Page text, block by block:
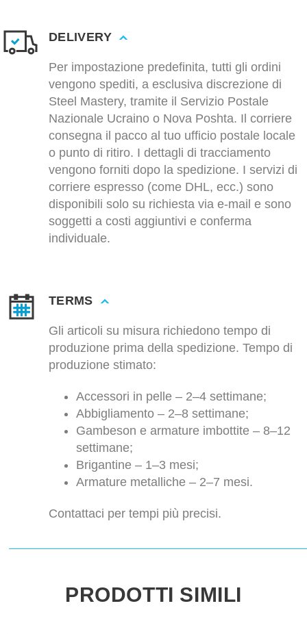
DELIVERY
Per impostazione predefinita, tutti gli ordini
vengono spediti, a esclusiva discrezione di
Steel Mastery, tramite il Servizio Postale
Nazionale Ucraino o Nova Poshta. Il corriere
consegna il pacco al tuo ufficio postale locale
o punto di ritiro. I dettagli di tracciamento
vengono forniti dopo la spedizione. I servizi di
corriere espresso (come DHL, ecc.) sono
disponibili solo su richiesta via e-mail e sono
soggetti a costi aggiuntivi e conferma
individuale.
TERMS
Gli articoli su misura richiedono tempo di
produzione prima della spedizione. Tempo di
produzione stimato:
Accessori in pelle – 2–4 settimane;
Abbigliamento – 2–8 settimane;
Gambeson e armature imbottite – 8–12
settimane;
Brigantine – 1–3 mesi;
Armature metalliche – 2–7 mesi.
Contattaci per tempi più precisi.
PRODOTTI SIMILI